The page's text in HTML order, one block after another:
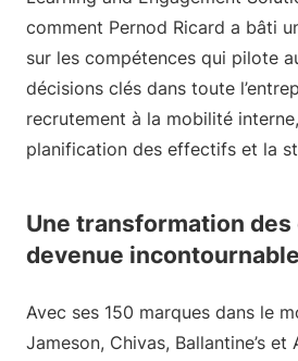
comment Pernod Ricard a bâti
sur les compétences qui pilote
décisions clés dans toute
recrutement à la mobilité
planification des effectifs et la
Une transformation
devenue incontournable
Avec ses 150 marques dans le
Jameson, Chivas, Ballantine’s et